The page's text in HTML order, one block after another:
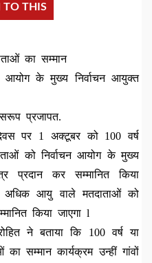
TO THIS
का सम्मान
आयोग के मुख्य निर्वाचन आयुक्त
प्रजापत.
पर 1 अक्टूबर को 100 वर्ष
को निर्वाचन आयोग के मुख्य
प्रदान कर सम्मानित किया
अधिक आयु वाले मतदाताओं को
किया जाएगा l
ने बताया कि 100 वर्ष या
सम्मान कार्यक्रम उन्हीं गांवों